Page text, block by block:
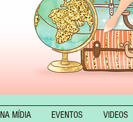
NA MÍDIA EVENTOS VIDEOS